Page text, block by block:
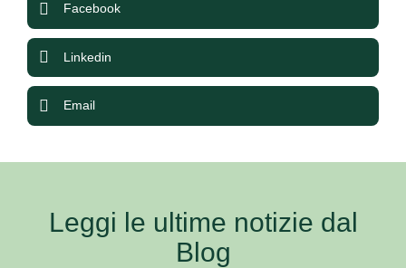
Facebook
Linkedin
Email
Leggi le ultime notizie dal
Blog